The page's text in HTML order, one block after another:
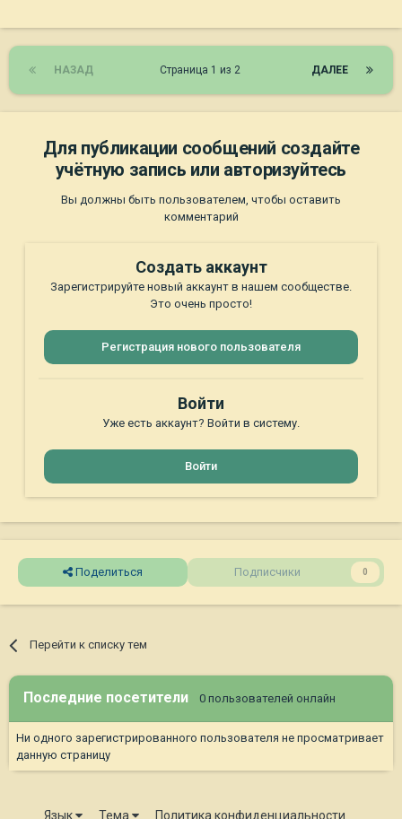
НАЗАД ДАЛЕЕ
Страница 1 из 2
Для публикации сообщений создайте
учётную запись или авторизуйтесь
Вы должны быть пользователем, чтобы оставить
комментарий
Создать аккаунт
Зарегистрируйте новый аккаунт в нашем сообществе.
Это очень просто!
Регистрация нового пользователя
Войти
Уже есть аккаунт? Войти в систему.
Войти
Поделиться Подписчики 0
Перейти к списку тем
Последние посетители 0 пользователей онлайн
Ни одного зарегистрированного пользователя не просматривает
данную страницу
Язык Тема Политика конфиденциальности